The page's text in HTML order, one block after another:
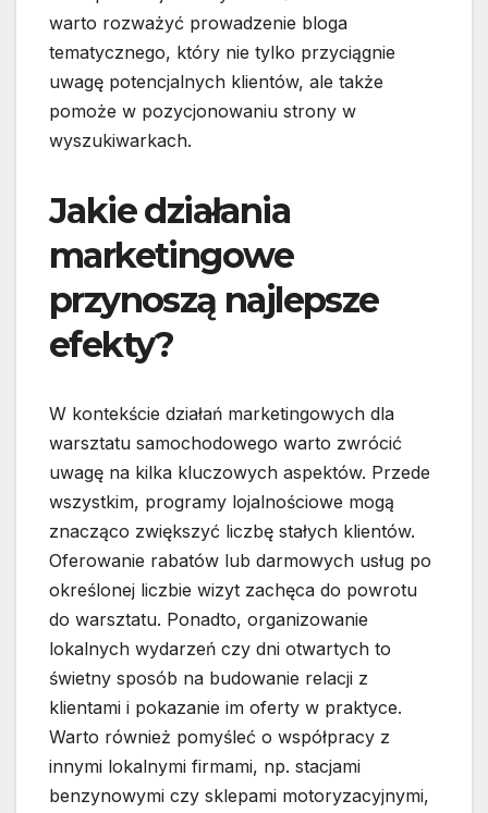
warto rozważyć prowadzenie bloga
tematycznego, który nie tylko przyciągnie
uwagę potencjalnych klientów, ale także
pomoże w pozycjonowaniu strony w
wyszukiwarkach.
Jakie działania
marketingowe
przynoszą najlepsze
efekty?
W kontekście działań marketingowych dla
warsztatu samochodowego warto zwrócić
uwagę na kilka kluczowych aspektów. Przede
wszystkim, programy lojalnościowe mogą
znacząco zwiększyć liczbę stałych klientów.
Oferowanie rabatów lub darmowych usług po
określonej liczbie wizyt zachęca do powrotu
do warsztatu. Ponadto, organizowanie
lokalnych wydarzeń czy dni otwartych to
świetny sposób na budowanie relacji z
klientami i pokazanie im oferty w praktyce.
Warto również pomyśleć o współpracy z
innymi lokalnymi firmami, np. stacjami
benzynowymi czy sklepami motoryzacyjnymi,